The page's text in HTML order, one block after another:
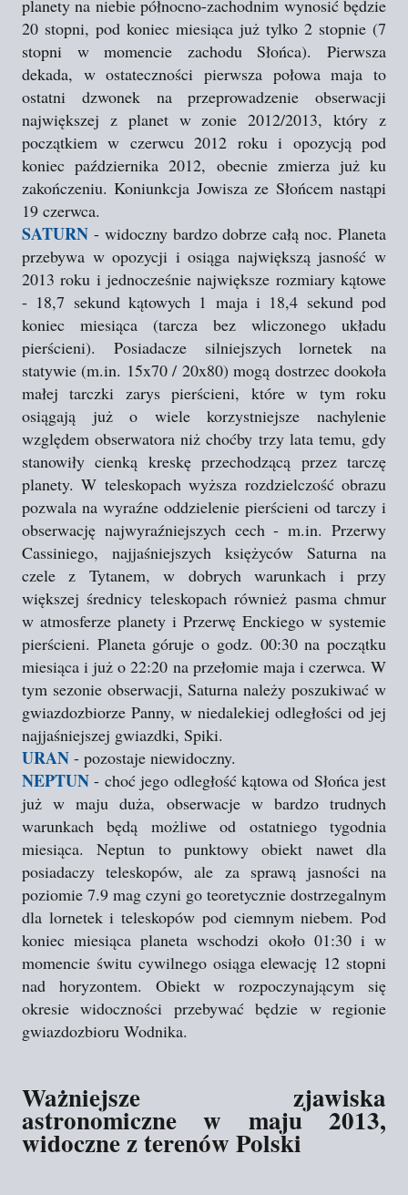
planety na niebie północno-zachodnim wynosić będzie
20 stopni, pod koniec miesiąca już tylko 2 stopnie (7
stopni w momencie zachodu Słońca). Pierwsza
dekada, w ostateczności pierwsza połowa maja to
ostatni dzwonek na przeprowadzenie obserwacji
największej z planet w zonie 2012/2013, który z
początkiem w czerwcu 2012 roku i opozycją pod
koniec października 2012, obecnie zmierza już ku
zakończeniu. Koniunkcja Jowisza ze Słońcem nastąpi
19 czerwca.
SATURN - widoczny bardzo dobrze całą noc. Planeta
przebywa w opozycji i osiąga największą jasność w
2013 roku i jednocześnie największe rozmiary kątowe
- 18,7 sekund kątowych 1 maja i 18,4 sekund pod
koniec miesiąca (tarcza bez wliczonego układu
pierścieni). Posiadacze silniejszych lornetek na
statywie (m.in. 15x70 / 20x80) mogą dostrzec dookoła
małej tarczki zarys pierścieni, które w tym roku
osiągają już o wiele korzystniejsze nachylenie
względem obserwatora niż choćby trzy lata temu, gdy
stanowiły cienką kreskę przechodzącą przez tarczę
planety. W teleskopach wyższa rozdzielczość obrazu
pozwala na wyraźne oddzielenie pierścieni od tarczy i
obserwację najwyraźniejszych cech - m.in. Przerwy
Cassiniego, najjaśniejszych księżyców Saturna na
czele z Tytanem, w dobrych warunkach i przy
większej średnicy teleskopach również pasma chmur
w atmosferze planety i Przerwę Enckiego w systemie
pierścieni. Planeta góruje o godz. 00:30 na początku
miesiąca i już o 22:20 na przełomie maja i czerwca. W
tym sezonie obserwacji, Saturna należy poszukiwać w
gwiazdozbiorze Panny, w niedalekiej odległości od jej
najjaśniejszej gwiazdki, Spiki.
URAN - pozostaje niewidoczny.
NEPTUN - choć jego odległość kątowa od Słońca jest
już w maju duża, obserwacje w bardzo trudnych
warunkach będą możliwe od ostatniego tygodnia
miesiąca. Neptun to punktowy obiekt nawet dla
posiadaczy teleskopów, ale za sprawą jasności na
poziomie 7.9 mag czyni go teoretycznie dostrzegalnym
dla lornetek i teleskopów pod ciemnym niebem. Pod
koniec miesiąca planeta wschodzi około 01:30 i w
momencie świtu cywilnego osiąga elewację 12 stopni
nad horyzontem. Obiekt w rozpoczynającym się
okresie widoczności przebywać będzie w regionie
gwiazdozbioru Wodnika.
Ważniejsze zjawiska
astronomiczne w maju 2013,
widoczne z terenów Polski